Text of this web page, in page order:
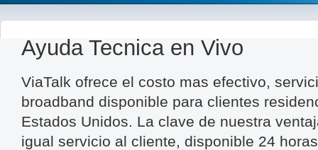
Ayuda Tecnica en Vivo
ViaTalk ofrece el costo mas efectivo,
broadband disponible para clientes
Estados Unidos. La clave de nuestra
igual servicio al cliente, disponible 24